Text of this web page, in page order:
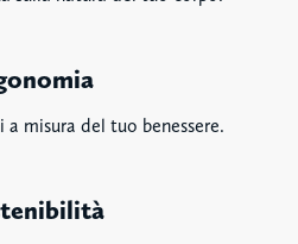
misura del tuo benessere.